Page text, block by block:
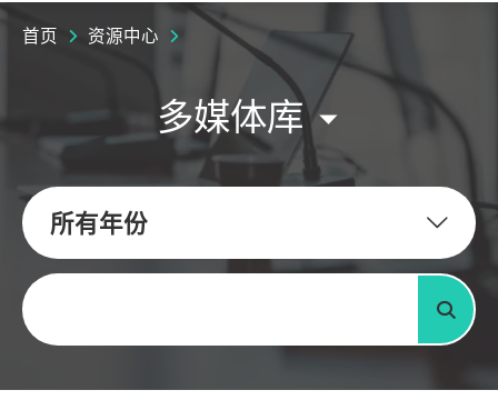
首页 资源中心
多媒体库
所有年份
关键字
搜寻